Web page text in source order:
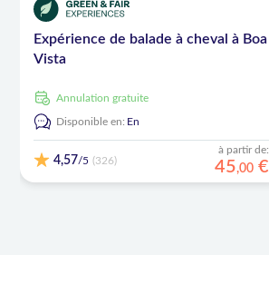
Expérience de balade à cheval à Boa
Vista
Annulation gratuite
Disponible en: En
4,57/5 (326)
à partir de:
45,00 €